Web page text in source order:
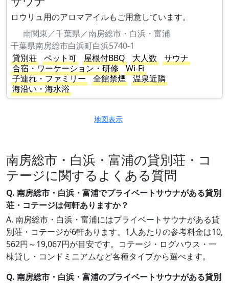
ロウリュ用のアロマアイルもご用意しています。
南関東／千葉県／南房総市・白浜・富浦
千葉県南房総市白浜町白浜5740-1
貸別荘
ペット可 屋根付BBQ 大人数
サウナ
合宿・ワーケーション・研修
Wi-Fi
子連れ・ファミリー
全館禁煙
温泉近隣
海沿い・海水浴
地図表示
南房総市・白浜・富浦の貸別荘・コ
テージに関するよくある質問
Q. 南房総市・白浜・富浦でプライベートサウナがある貸別
荘・コテージは何軒ありますか？
A. 南房総市・白浜・富浦にはプライベートサウナがある貸
別荘・コテージが6軒あります。1人あたりの参考料金は10,
562円～19,067円が目安です。コテージ・ログハウス・一
棟貸し・コンドミニアムなど各種タイプから選べます。
Q. 南房総市・白浜・富浦のプライベートサウナがある貸別